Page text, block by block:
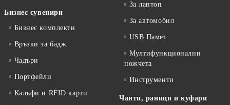
Бизнес сувенири
Бизнес комплекти
Връзки за бадж
Чадъри
Портфейли
Калъфи и RFID карти
За лаптоп
За автомобил
USB Памет
Мултифункционални
ножчета
Инструменти
Чанти, раници и куфари